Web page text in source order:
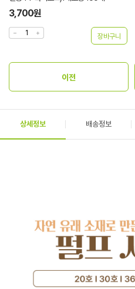
3,700원
상세정보 배송정보